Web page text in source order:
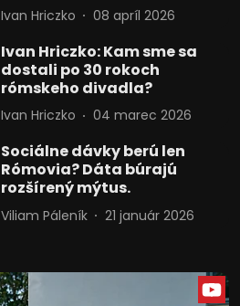
Ivan Hriczko 08 apríl 2026
Ivan Hriczko: Kam sme sa
dostali po 30 rokoch
rómskeho divadla?
Ivan Hriczko 04 marec 2026
Sociálne dávky berú len
Rómovia? Dáta búrajú
rozšírený mýtus.
Viliam Páleník 21 január 2026